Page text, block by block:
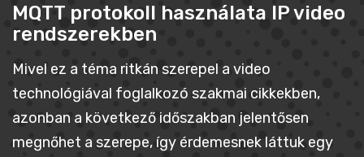
MQTT protokoll használata IP video
rendszerekben
Mivel ez a téma ritkán szerepel a video
technológiával foglalkozó szakmai cikkekben,
azonban a következő időszakban jelentősen
megnőhet a szerepe, így érdemesnek láttuk egy